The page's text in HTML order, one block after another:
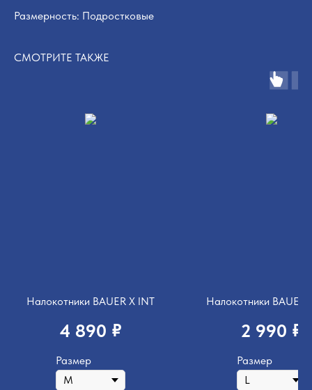
Размерность: Подростковые
СМОТРИТЕ ТАКЖЕ
Налокотники BAUER X INT
4 890 ₽
Размер
Налокотники BAUER
2 990 ₽
Размер